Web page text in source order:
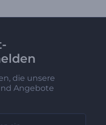
die unsere
Angebote